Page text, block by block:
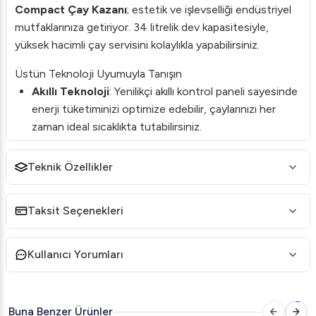
Compact Çay Kazanı; estetik ve işlevselliği endüstriyel
mutfaklarınıza getiriyor. 34 litrelik dev kapasitesiyle,
yüksek hacimli çay servisini kolaylıkla yapabilirsiniz.
Üstün Teknoloji Uyumuyla Tanışın
Akıllı Teknoloji: Yenilikçi akıllı kontrol paneli sayesinde
enerji tüketiminizi optimize edebilir, çaylarınızı her
zaman ideal sıcaklıkta tutabilirsiniz.
Çift Enerji Kaynağı: Gazlı ve elektrikli kullanım
seçenekleriyle esneklik sunarken, enerji tasarrufuna
katkıda bulunur.
Tasarım ve Dayanıklılık
Bakır Kaplama: Paslanmaya karşı dirençli bakır
kaplama, uzun ömürlü kullanım sağlar.
Modern Tasarım: Şık ve modern tasarımı ile her türlü
Teknik Özellikler
Taksit Seçenekleri
Kullanıcı Yorumları
Buna Benzer Ürünler